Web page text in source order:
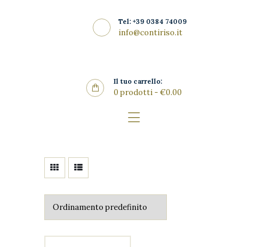
Tel: +39 0384 74009
info@contiriso.it
Il tuo carrello:
0 prodotti-€0.00
CONTIRISO
Punto Vendita
Contatti